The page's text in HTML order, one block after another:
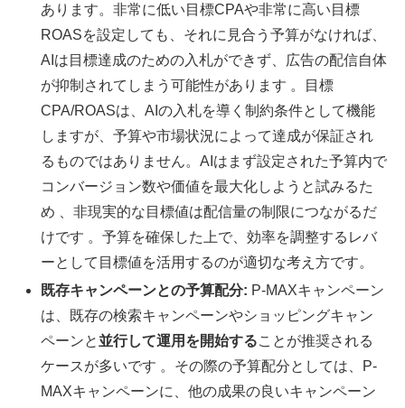
あります。非常に低い目標CPAや非常に高い目標
ROASを設定しても、それに見合う予算がなければ、
AIは目標達成のための入札ができず、広告の配信自体
が抑制されてしまう可能性があります 。目標
CPA/ROASは、AIの入札を導く制約条件として機能
しますが、予算や市場状況によって達成が保証され
るものではありません。AIはまず設定された予算内で
コンバージョン数や価値を最大化しようと試みるた
め 、非現実的な目標値は配信量の制限につながるだ
けです 。予算を確保した上で、効率を調整するレバ
ーとして目標値を活用するのが適切な考え方です。
既存キャンペーンとの予算配分: P-MAXキャンペーン
は、既存の検索キャンペーンやショッピングキャン
ペーンと 並行して運用を開始することが推奨される
ケースが多いです 。その際の予算配分としては、P-
MAXキャンペーンに、他の成果の良いキャンペーン